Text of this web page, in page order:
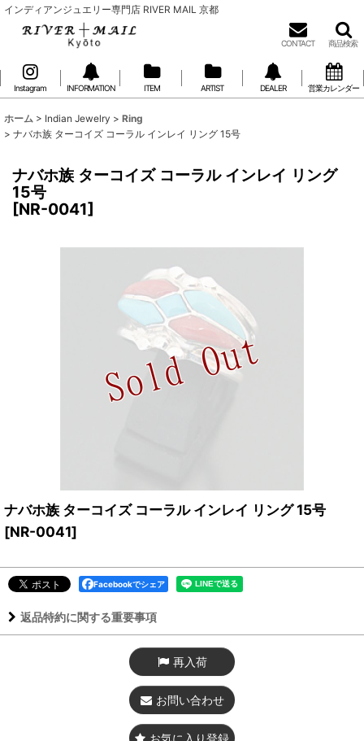
インディアンジュエリー専門店 RIVER MAIL 京都
CONTACT 商品検索
Instagram INFORMATION ITEM ARTIST DEALER 営業カレンダー
ホーム > Indian Jewelry > Ring
> ナバホ族 ターコイズ コーラル インレイ リング 15号
ナバホ族 ターコイズ コーラル インレイ リング
15号
[NR-0041]
ナバホ族 ターコイズ コーラル インレイ リング 15号
[NR-0041]
Facebookでシェア
返品特約に関する重要事項
再入荷
お問い合わせ
お気に入り登録